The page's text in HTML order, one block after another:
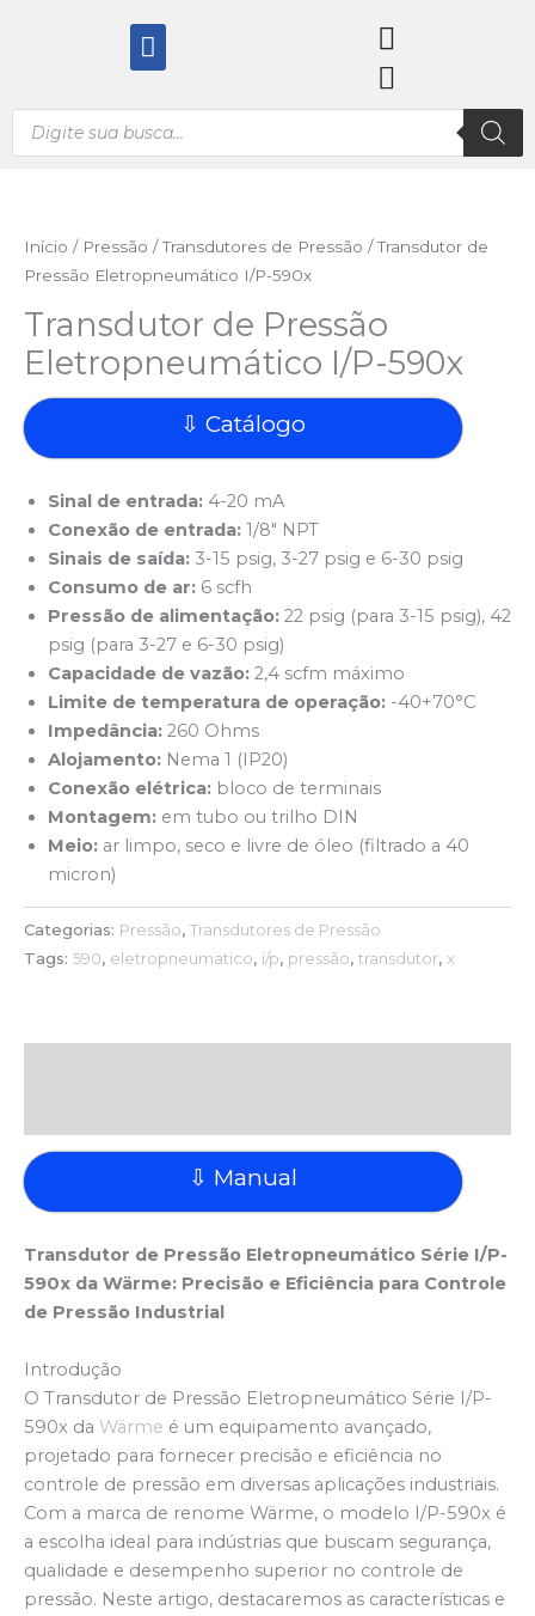
Menu
Pesquisar
produtos
Início / Pressão /Transdutores de Pressão / Transdutor de
Pressão Eletropneumático I/P-590x
Transdutor de Pressão
Eletropneumático I/P-590x
⇩ Catálogo
Sinal de entrada: 4-20 mA
Conexão de entrada: 1/8″ NPT
Sinais de saída: 3-15 psig, 3-27 psig e 6-30 psig
Consumo de ar: 6 scfh
Pressão de alimentação: 22 psig (para 3-15 psig), 42
psig (para 3-27 e 6-30 psig)
Capacidade de vazão: 2,4 scfm máximo
Limite de temperatura de operação: -40+70°C
Impedância: 260 Ohms
Alojamento: Nema 1 (IP20)
Conexão elétrica: bloco de terminais
Montagem: em tubo ou trilho DIN
Meio: ar limpo, seco e livre de óleo (filtrado a 40
micron)
Categorias: Pressão, Transdutores de Pressão
Tags: 590, eletropneumatico, i/p, pressão, transdutor, x
⇩ Manual
Transdutor de Pressão Eletropneumático Série I/P-
590x da Wärme: Precisão e Eficiência para Controle
de Pressão Industrial
Introdução
O Transdutor de Pressão Eletropneumático Série I/P-
590x da Wärme é um equipamento avançado,
projetado para fornecer precisão e eficiência no
controle de pressão em diversas aplicações industriais.
Com a marca de renome Wärme, o modelo I/P-590x é
a escolha ideal para indústrias que buscam segurança,
qualidade e desempenho superior no controle de
pressão. Neste artigo, destacaremos as características e